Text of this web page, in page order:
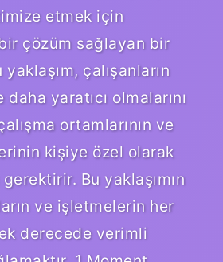
etmek için
çözüm sağlayan bir
yaklaşım, çalışanların
yaratıcı olmalarını
ortamlarının ve
kişiye özel olarak
Bu yaklaşımın
ve işletmelerin her
derecede verimli